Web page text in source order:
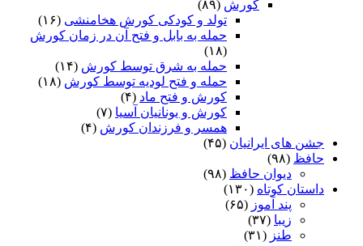
کورش (۸۹)
تولد و کودکی کورش هخامنشی (۱۶)
حمله به بابل و فتح آن در زمان کورش
(۱۸)
حمله به شرق توسط کورش (۱۴)
حمله و فتح لودیه توسط کورش (۱۸)
کورش و فتح ماد (۴)
کورش و یونانیان آسیا (۷)
همسر و فرزندان کورش (۴)
جشن های ایرانیان (۴۵)
حافظ (۹۸)
دیوان حافظ (۹۸)
داستان کوتاه (۱۳۰)
پند آموز (۶۵)
زیبا (۳۷)
طنز (۳۱)